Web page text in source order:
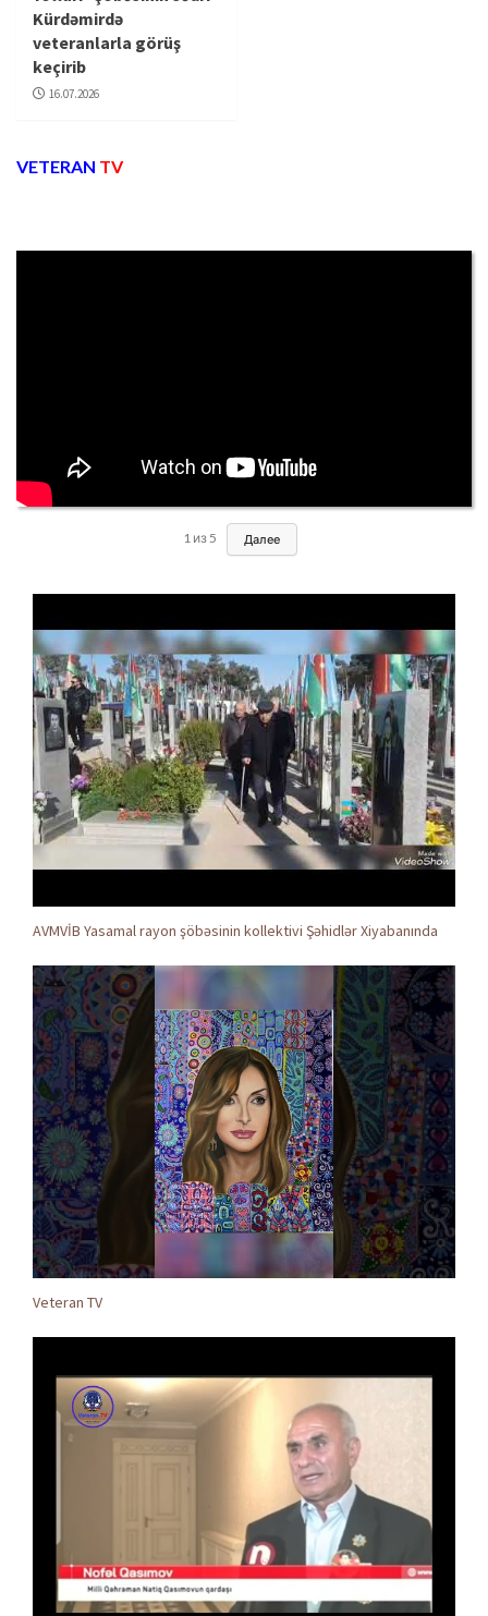
Kürdəmirdə
veteranlarla görüş
keçirib
16.07.2026
VETERAN TV
1 из 5 Далее
AVMVİB Yasamal rayon şöbəsinin kollektivi Şəhidlər Xiyabanında
Veteran TV